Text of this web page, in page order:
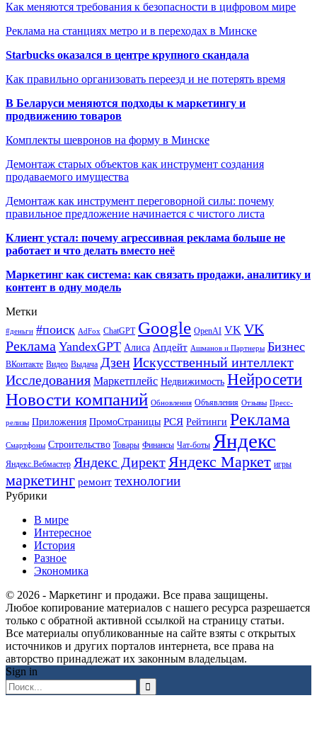
Как меняются требования к безопасности в цифровом мире
Реклама на станциях метро и в переходах в Минске
Starbucks оказался в центре крупного скандала
Как правильно организовать переезд и не потерять время
В Беларуси меняются подходы к маркетингу и
продвижению товаров
Комплекты шевронов на форму в Минске
Демонтаж старых объектов как инструмент создания
продаваемого имущества
Демонтаж как инструмент переговорной силы: почему
правильное предложение начинается с чистого листа
Клиент устал: почему агрессивная реклама больше не
работает и что делать вместо неё
Маркетинг как система: как связать продажи, аналитику и
контент в одну модель
Метки
#деньги #поиск AdFox ChatGPT Google OpenAI VK VK
Реклама YandexGPT Алиса Апдейт Ашманов и Партнеры Бизнес
ВКонтакте Видео Выдача ДзенИскусственный интеллект
Исследования Маркетплейс Недвижимость Нейросети
Новости компаний Обновления Объявления Отзывы Пресс-
релизы Приложения ПромоСтраницы РСЯ Рейтинги Реклама
Смартфоны Строительство Товары Финансы Чат-боты Яндекс
Яндекс.Вебмастер Яндекс ДиректЯндекс Маркет игры
маркетинг ремонт технологии
Рубрики
В мире
Интересное
История
Разное
Экономика
© 2026 - Маркетинг и продажи. Все права защищены.
Любое копирование материалов с нашего ресурса разрешается
только с обратной активной ссылкой на страницу статьи.
Все материалы опубликованные на сайте взяты с открытых
источников и других порталов интернета, все права на
авторство принадлежат их законным владельцам.
Sign in